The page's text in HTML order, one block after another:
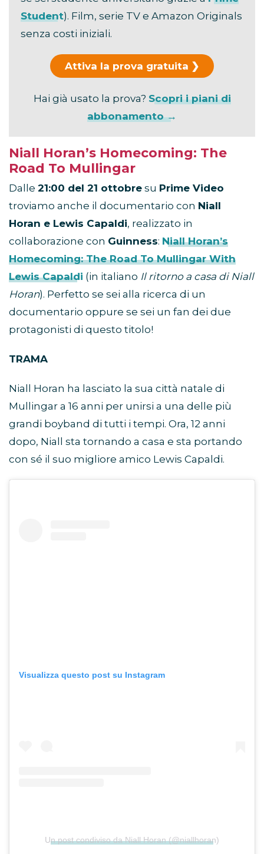
Student). Film, serie TV e Amazon Originals
senza costi iniziali.
Attiva la prova gratuita
Hai già usato la prova? Scopri i piani di
abbonamento →
Niall Horan’s Homecoming: The
Road To Mullingar
Dalle 21:00 del 21 ottobre su Prime Video
troviamo anche il documentario con Niall
Horan e Lewis Capaldi, realizzato in
collaborazione con Guinness: Niall Horan’s
Homecoming: The Road To Mullingar With
Lewis Capaldi (in italiano Il ritorno a casa di Niall
Horan). Perfetto se sei alla ricerca di un
documentario oppure se sei un fan dei due
protagonisti di questo titolo!
TRAMA
Niall Horan ha lasciato la sua città natale di
Mullingar a 16 anni per unirsi a una delle più
grandi boyband di tutti i tempi. Ora, 12 anni
dopo, Niall sta tornando a casa e sta portando
con sé il suo migliore amico Lewis Capaldi.
Visualizza questo post su Instagram
Un post condiviso da Niall Horan (@niallhoran)